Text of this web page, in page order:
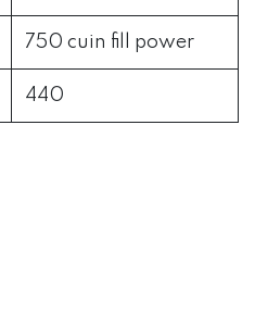
750 cuin fill power
440